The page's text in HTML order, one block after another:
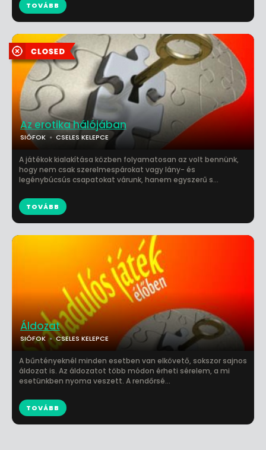
TOVÁBB
Az erotika hálójában
SIÓFOK CSELES KELEPCE
A játékok kialakítása közben folyamatosan az volt bennünk,
hogy nem csak szerelmespárokat vagy lány- és
legénybúcsús csapatokat várunk, hanem egyszerű s...
TOVÁBB
Áldozat
SIÓFOK CSELES KELEPCE
A bűntényeknél minden esetben van elkövető, sokszor sajnos
áldozat is. Az áldozatot több módon érheti sérelem, a mi
esetünkben nyoma veszett. A rendőrsé...
TOVÁBB